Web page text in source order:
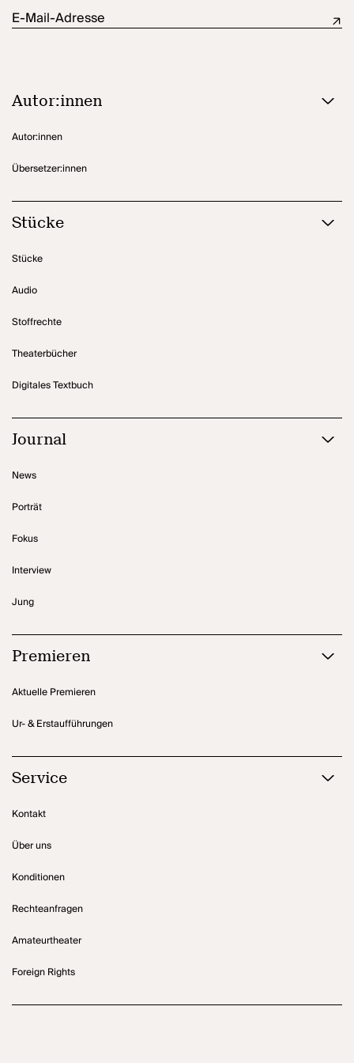
dieses Stück von Marion Brasch das Schönste an Weihnachten: Es
bringt Menschen zusammen.
E-Mail-Adresse
Autor:innen
Autor:innen
Übersetzer:innen
Stücke
Stücke
Audio
Stoffrechte
Theaterbücher
Digitales Textbuch
Journal
News
Porträt
Fokus
Interview
Jung
Premieren
Aktuelle Premieren
Ur- & Erstaufführungen
Service
Kontakt
Über uns
Konditionen
Rechteanfragen
Amateurtheater
Foreign Rights